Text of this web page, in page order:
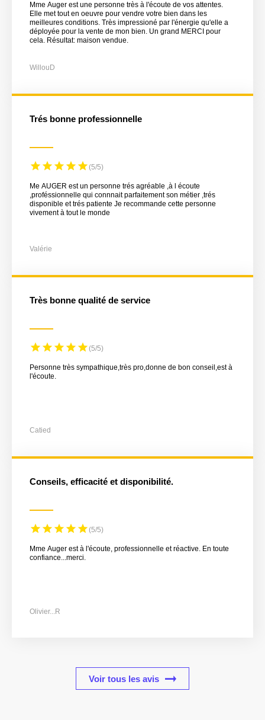
Mme Auger est une personne très à l'écoute de vos attentes.
Elle met tout en oeuvre pour vendre votre bien dans les
meilleures conditions. Très impressioné par l'énergie qu'elle a
déployée pour la vente de mon bien. Un grand MERCI pour
cela. Résultat: maison vendue.
WillouD
Trés bonne professionnelle
(5/5)
Me AUGER est un personne trés agréable ,à l écoute
,proféssionnelle qui connnait parfaitement son métier ,trés
disponible et trés patiente Je recommande cette personne
vivement à tout le monde
Valérie
Très bonne qualité de service
(5/5)
Personne très sympathique,très pro,donne de bon conseil,est à
l'écoute.
Catied
Conseils, efficacité et disponibilité.
(5/5)
Mme Auger est à l'écoute, professionnelle et réactive. En toute
confiance...merci.
Olivier...R
Voir tous les avis